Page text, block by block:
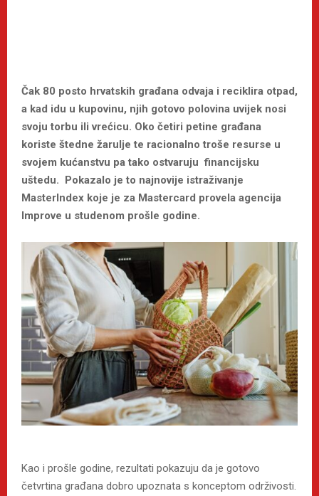
Čak 80 posto hrvatskih građana odvaja i reciklira otpad,
a kad idu u kupovinu, njih gotovo polovina uvijek nosi
svoju torbu ili vrećicu. Oko četiri petine građana
koriste štedne žarulje te racionalno troše resurse u
svojem kućanstvu pa tako ostvaruju financijsku
uštedu. Pokazalo je to najnovije istraživanje
MasterIndex koje je za Mastercard provela agencija
Improve u studenom prošle godine.
Kao i prošle godine, rezultati pokazuju da je gotovo
četvrtina građana dobro upoznata s konceptom održivosti.